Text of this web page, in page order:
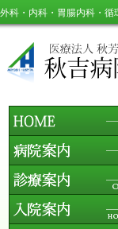
外科・内科・胃腸内科・